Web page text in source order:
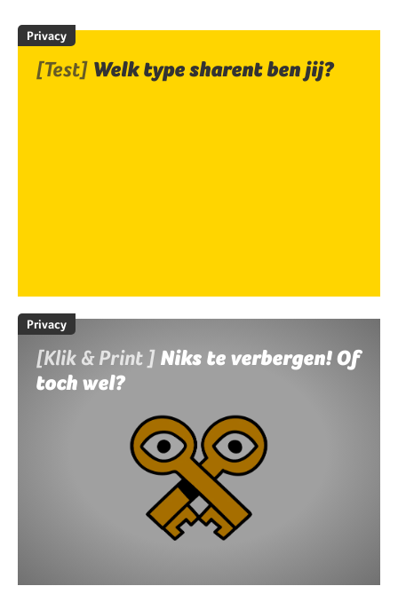
Privacy
[Test] Welk type sharent ben jij?
Privacy
[Klik & Print ] Niks te verbergen! Of
toch wel?